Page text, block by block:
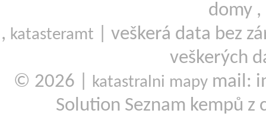
domy ,
, katasteramt
| veškerá data bez
veškerých
© 2026 |
katastralni mapy mail:
Solution Seznam kempů z